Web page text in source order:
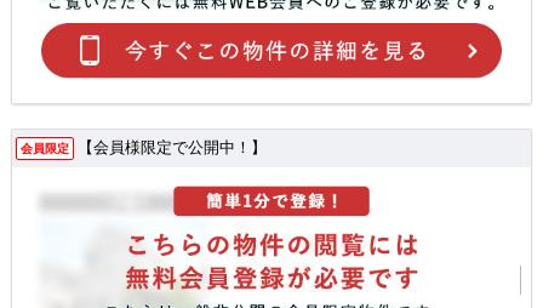
会員限定 【会員様限定で公開中！】